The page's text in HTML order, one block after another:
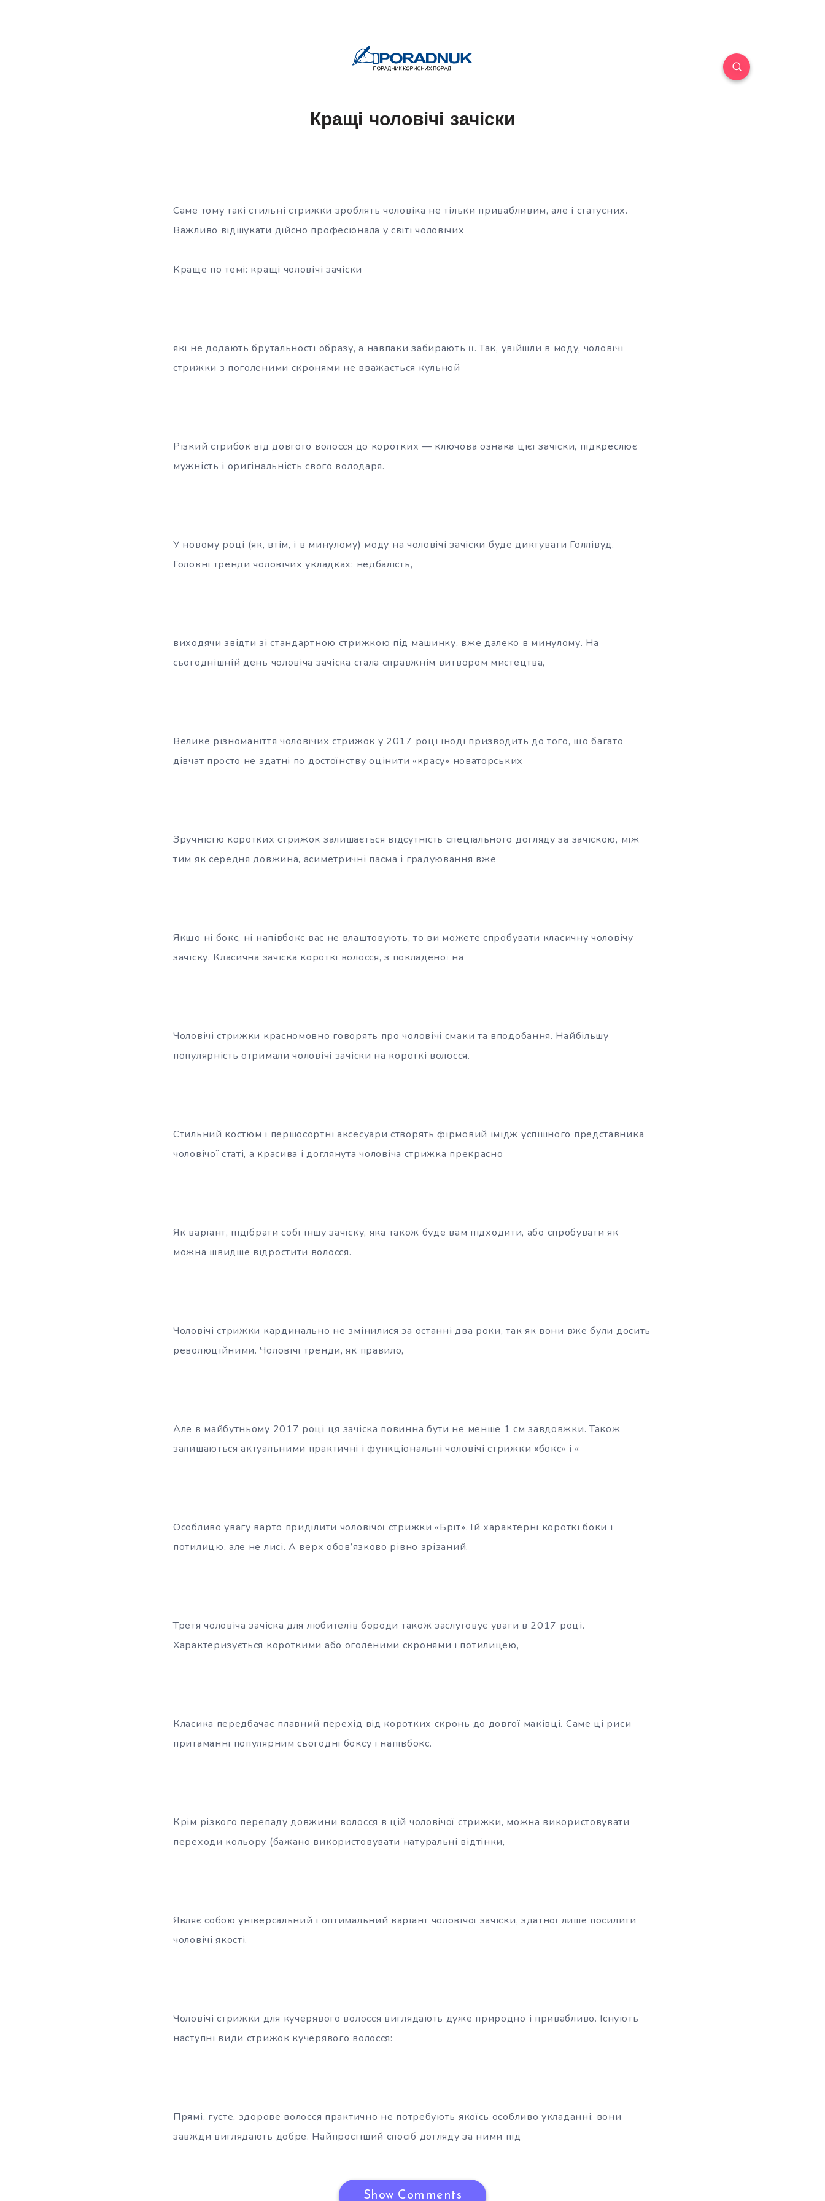
Кращі чоловічі зачіски
Саме тому такі стильні стрижки зроблять чоловіка не тільки привабливим, але і статусних.
Важливо відшукати дійсно професіонала у світі чоловічих
Краще по темі: кращі чоловічі зачіски
які не додають брутальності образу, а навпаки забирають її. Так, увійшли в моду, чоловічі
стрижки з поголеними скронями не вважається кульной
Різкий стрибок від довгого волосся до коротких — ключова ознака цієї зачіски, підкреслює
мужність і оригінальність свого володаря.
У новому році (як, втім, і в минулому) моду на чоловічі зачіски буде диктувати Голлівуд.
Головні тренди чоловічих укладках: недбалість,
виходячи звідти зі стандартною стрижкою під машинку, вже далеко в минулому. На
сьогоднішній день чоловіча зачіска стала справжнім витвором мистецтва,
Велике різноманіття чоловічих стрижок у 2017 році іноді призводить до того, що багато
дівчат просто не здатні по достоїнству оцінити «красу» новаторських
Зручністю коротких стрижок залишається відсутність спеціального догляду за зачіскою, між
тим як середня довжина, асиметричні пасма і градуювання вже
Якщо ні бокс, ні напівбокс вас не влаштовують, то ви можете спробувати класичну чоловічу
зачіску. Класична зачіска короткі волосся, з покладеної на
Чоловічі стрижки красномовно говорять про чоловічі смаки та вподобання. Найбільшу
популярність отримали чоловічі зачіски на короткі волосся.
Стильний костюм і першосортні аксесуари створять фірмовий імідж успішного представника
чоловічої статі, а красива і доглянута чоловіча стрижка прекрасно
Як варіант, підібрати собі іншу зачіску, яка також буде вам підходити, або спробувати як
можна швидше відростити волосся.
Чоловічі стрижки кардинально не змінилися за останні два роки, так як вони вже були досить
революційними. Чоловічі тренди, як правило,
Але в майбутньому 2017 році ця зачіска повинна бути не менше 1 см завдовжки. Також
залишаються актуальними практичні і функціональні чоловічі стрижки «бокс» і «
Особливо увагу варто приділити чоловічої стрижки «Бріт». Їй характерні короткі боки і
потилицю, але не лисі. А верх обов’язково рівно зрізаний.
Третя чоловіча зачіска для любителів бороди також заслуговує уваги в 2017 році.
Характеризується короткими або оголеними скронями і потилицею,
Класика передбачає плавний перехід від коротких скронь до довгої маківці. Саме ці риси
притаманні популярним сьогодні боксу і напівбокс.
Крім різкого перепаду довжини волосся в цій чоловічої стрижки, можна використовувати
переходи кольору (бажано використовувати натуральні відтінки,
Являє собою універсальний і оптимальний варіант чоловічої зачіски, здатної лише посилити
чоловічі якості.
Чоловічі стрижки для кучерявого волосся виглядають дуже природно і привабливо. Існують
наступні види стрижок кучерявого волосся:
Прямі, густе, здорове волосся практично не потребують якоїсь особливо укладанні: вони
завжди виглядають добре. Найпростіший спосіб догляду за ними під
Show Comments